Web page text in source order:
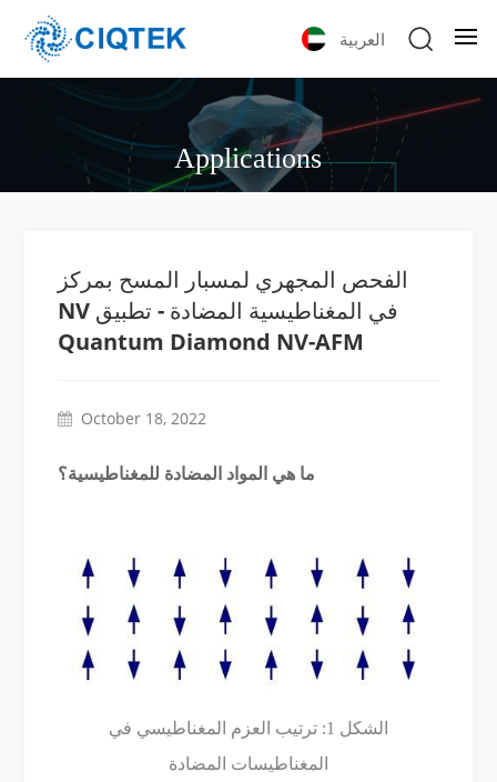
العربية
Applications
الفحص المجهري لمسبار المسح بمركز
NV في المغناطيسية المضادة - تطبيق
Quantum Diamond NV-AFM
October 18, 2022
ما هي المواد المضادة للمغناطيسية؟
الشكل 1: ترتيب العزم المغناطيسي في
المغناطيسات المضادة